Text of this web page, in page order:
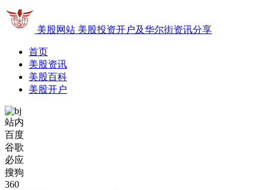
美股网站 美股投资开户及华尔街资讯分享
首页
美股资讯
美股百科
美股开户
站内
百度
谷歌
必应
搜狗
360